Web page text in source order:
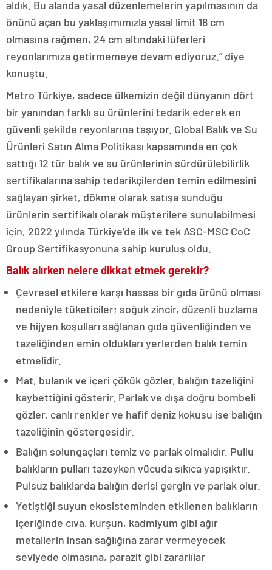
aldık. Bu alanda yasal düzenlemelerin yapılmasının da
önünü açan bu yaklaşımımızla yasal limit 18 cm
olmasına rağmen, 24 cm altındaki lüferleri
reyonlarımıza getirmemeye devam ediyoruz.” diye
konuştu.
Metro Türkiye, sadece ülkemizin değil dünyanın dört
bir yanından farklı su ürünlerini tedarik ederek en
güvenli şekilde reyonlarına taşıyor. Global Balık ve Su
Ürünleri Satın Alma Politikası kapsamında en çok
sattığı 12 tür balık ve su ürünlerinin sürdürülebilirlik
sertifikalarına sahip tedarikçilerden temin edilmesini
sağlayan şirket, dökme olarak satışa sunduğu
ürünlerin sertifikalı olarak müşterilere sunulabilmesi
için, 2022 yılında Türkiye’de ilk ve tek ASC-MSC CoC
Group Sertifikasyonuna sahip kuruluş oldu.
Balık alırken nelere dikkat etmek gerekir?
Çevresel etkilere karşı hassas bir gıda ürünü olması
nedeniyle tüketiciler; soğuk zincir, düzenli buzlama
ve hijyen koşulları sağlanan gıda güvenliğinden ve
tazeliğinden emin oldukları yerlerden balık temin
etmelidir.
Mat, bulanık ve içeri çökük gözler, balığın tazeliğini
kaybettiğini gösterir. Parlak ve dışa doğru bombeli
gözler, canlı renkler ve hafif deniz kokusu ise balığın
tazeliğinin göstergesidir.
Balığın solungaçları temiz ve parlak olmalıdır. Pullu
balıkların pulları tazeyken vücuda sıkıca yapışıktır.
Pulsuz balıklarda balığın derisi gergin ve parlak olur.
Yetiştiği suyun ekosisteminden etkilenen balıkların
içeriğinde cıva, kurşun, kadmiyum gibi ağır
metallerin insan sağlığına zarar vermeyecek
seviyede olmasına, parazit gibi zararlılar